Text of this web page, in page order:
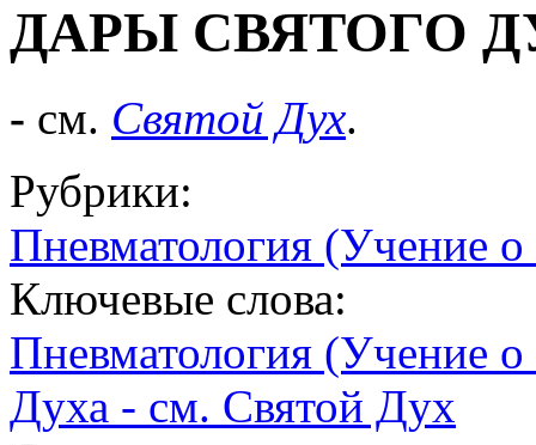
ДАРЫ СВЯТОГО
- см. Святой Дух.
Рубрики:
Пневматология (Учение
Ключевые слова:
Пневматология (Учение
Духа - см. Святой Дух